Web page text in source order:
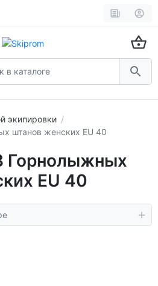
экипировки
штанов женских EU 40
Горнолыжных
EU 40